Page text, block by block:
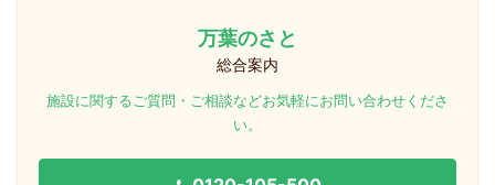
万葉のさと
総合案内
施設に関するご質問・ご相談などお気軽にお問い合わせくださ
い。